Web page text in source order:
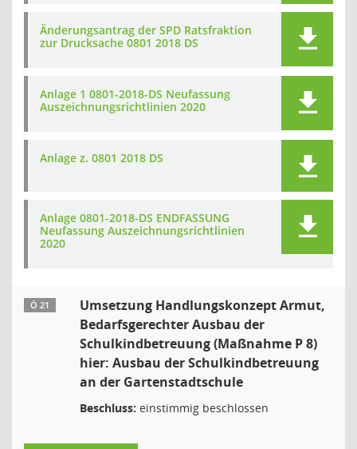
Änderungsantrag der SPD Ratsfraktion
zur Drucksache 0801 2018 DS
Anlage 1 0801-2018-DS Neufassung
Auszeichnungsrichtlinien 2020
Anlage z. 0801 2018 DS
Anlage 0801-2018-DS ENDFASSUNG
Neufassung Auszeichnungsrichtlinien
2020
Ö 21
Umsetzung Handlungskonzept Armut,
Bedarfsgerechter Ausbau der
Schulkindbetreuung (Maßnahme P 8)
hier: Ausbau der Schulkindbetreuung
an der Gartenstadtschule
Beschluss: einstimmig beschlossen